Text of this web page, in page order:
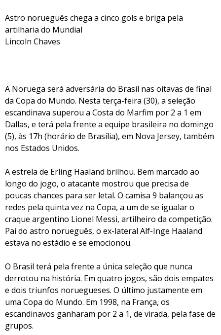
Astro norueguês chega a cinco gols e briga pela
artilharia do Mundial
Lincoln Chaves
A Noruega será adversária do Brasil nas oitavas de final
da Copa do Mundo. Nesta terça-feira (30), a seleção
escandinava superou a Costa do Marfim por 2 a 1 em
Dallas, e terá pela frente a equipe brasileira no domingo
(5), às 17h (horário de Brasília), em Nova Jersey, também
nos Estados Unidos.
A estrela de Erling Haaland brilhou. Bem marcado ao
longo do jogo, o atacante mostrou que precisa de
poucas chances para ser letal. O camisa 9 balançou as
redes pela quinta vez na Copa, a um de se igualar o
craque argentino Lionel Messi, artilheiro da competição.
Pai do astro norueguês, o ex-lateral Alf-Inge Haaland
estava no estádio e se emocionou.
O Brasil terá pela frente a única seleção que nunca
derrotou na história. Em quatro jogos, são dois empates
e dois triunfos noruegueses. O último justamente em
uma Copa do Mundo. Em 1998, na França, os
escandinavos ganharam por 2 a 1, de virada, pela fase de
grupos.